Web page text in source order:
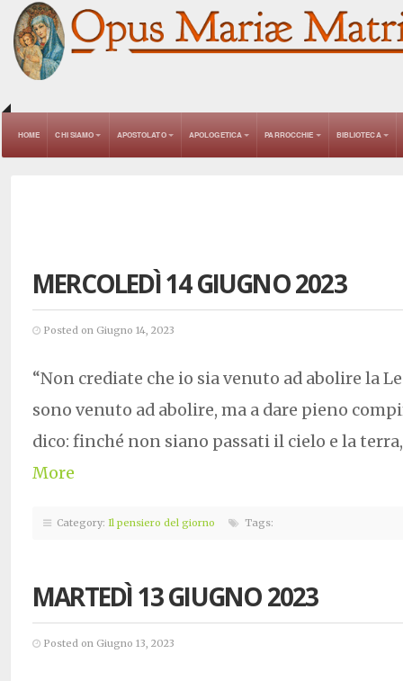
HOME CHI SIAMO APOSTOLATO APOLOGETICA PARROCCHIE BIBLIOTECA
MERCOLEDÌ 14 GIUGNO 2023
Posted on Giugno 14, 2023
“Non crediate che io sia venuto ad abolire la
sono venuto ad abolire, ma a dare pieno
dico: finché non siano passati il cielo e la
More
Category: Il pensiero del giorno Tags:
MARTEDÌ 13 GIUGNO 2023
Posted on Giugno 13, 2023